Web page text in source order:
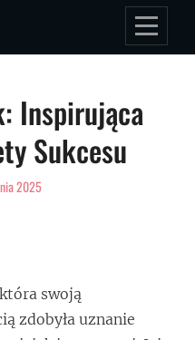
Inspirująca
Sukcesu
2025
swoją
zdobyła uznanie